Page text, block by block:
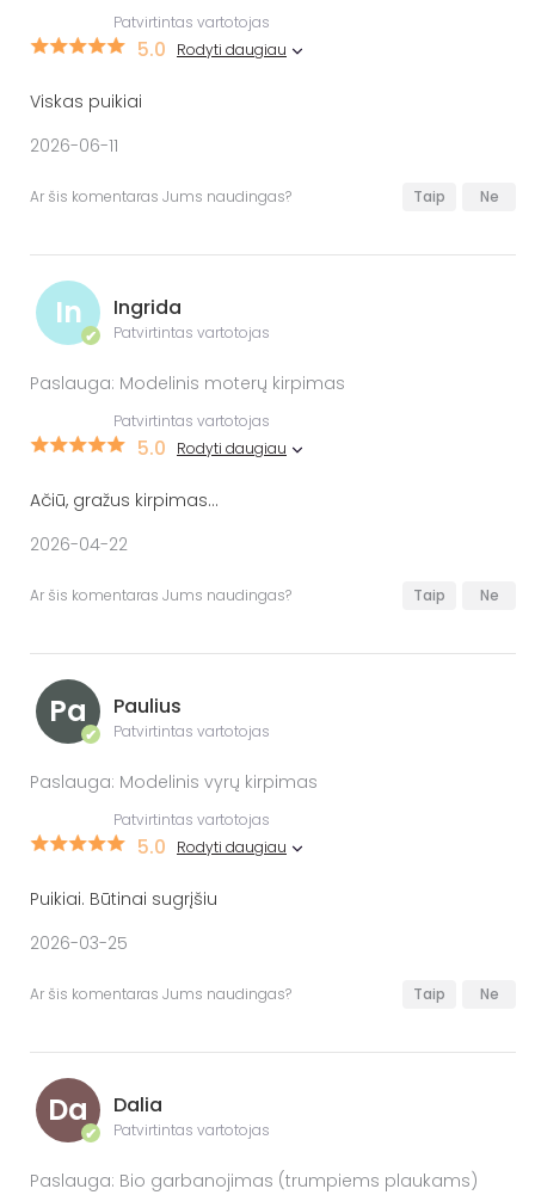
Patvirtintas vartotojas
5.0 Rodyti daugiau
Viskas puikiai
2026-06-11
Ar šis komentaras Jums naudingas? Taip Ne
In
✔
Ingrida
Patvirtintas vartotojas
Paslauga: Modelinis moterų kirpimas
Patvirtintas vartotojas
5.0 Rodyti daugiau
Ačiū, gražus kirpimas...
2026-04-22
Ar šis komentaras Jums naudingas? Taip Ne
Pa
✔
Paulius
Patvirtintas vartotojas
Paslauga: Modelinis vyrų kirpimas
Patvirtintas vartotojas
5.0 Rodyti daugiau
Puikiai. Būtinai sugrįšiu
2026-03-25
Ar šis komentaras Jums naudingas? Taip Ne
Da
✔
Dalia
Patvirtintas vartotojas
Paslauga: Bio garbanojimas (trumpiems plaukams)